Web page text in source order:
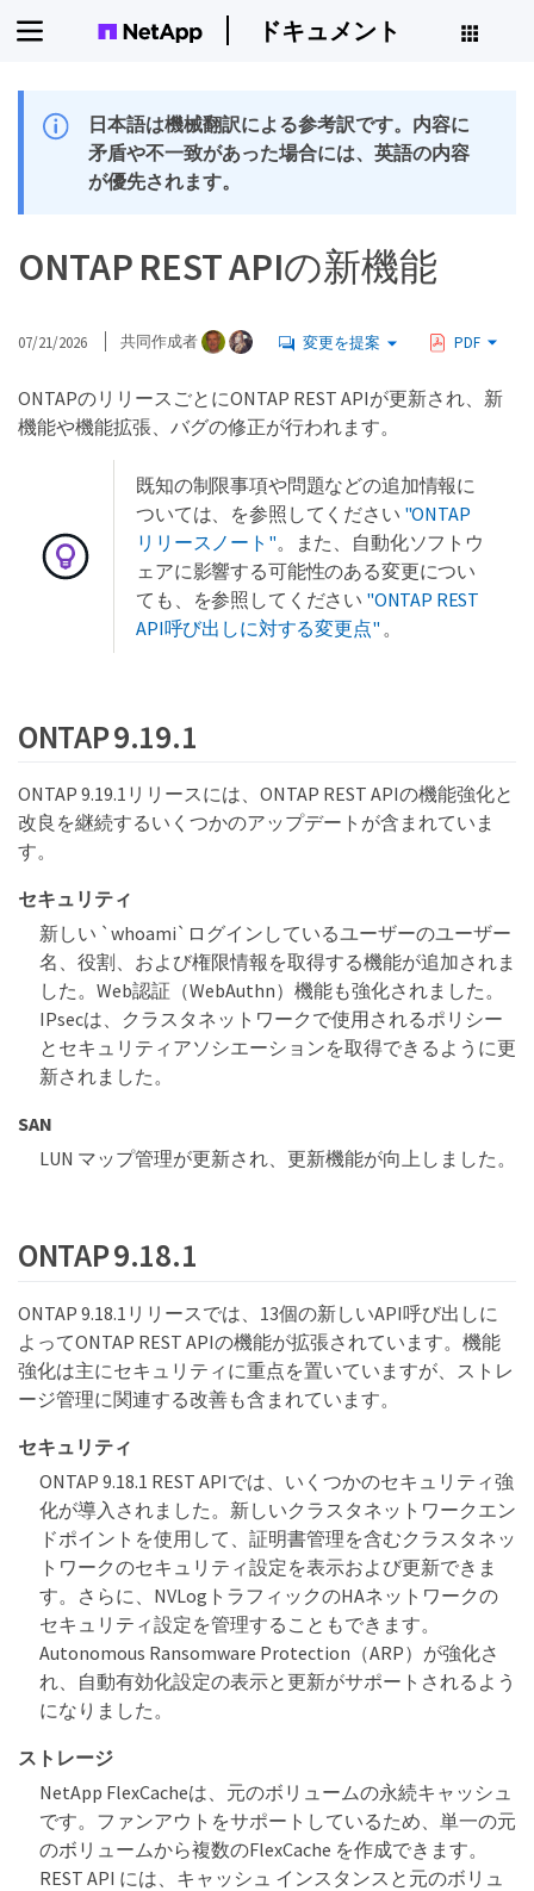
ドキュメント
日本語は機械翻訳による参考訳です。内容に
矛盾や不一致があった場合には、英語の内容
が優先されます。
ONTAP REST APIの新機能
07/21/2026 共同作成者 変更を提案 PDF
ONTAPのリリースごとにONTAP REST APIが更新され、新
機能や機能拡張、バグの修正が行われます。
既知の制限事項や問題などの追加情報に
ついては、を参照してください "ONTAP
リリースノート"。また、自動化ソフトウ
ェアに影響する可能性のある変更につい
ても、を参照してください "ONTAP REST
API呼び出しに対する変更点" 。
ONTAP 9.19.1
ONTAP 9.19.1リリースには、ONTAP REST APIの機能強化と
改良を継続するいくつかのアップデートが含まれていま
す。
セキュリティ
新しい `whoami`ログインしているユーザーのユーザー
名、役割、および権限情報を取得する機能が追加されま
した。Web認証（WebAuthn）機能も強化されました。
IPsecは、クラスタネットワークで使用されるポリシー
とセキュリティアソシエーションを取得できるように更
新されました。
SAN
LUN マップ管理が更新され、更新機能が向上しました。
ONTAP 9.18.1
ONTAP 9.18.1リリースでは、13個の新しいAPI呼び出しに
よってONTAP REST APIの機能が拡張されています。機能
強化は主にセキュリティに重点を置いていますが、ストレ
ージ管理に関連する改善も含まれています。
セキュリティ
ONTAP 9.18.1 REST APIでは、いくつかのセキュリティ強
化が導入されました。新しいクラスタネットワークエン
ドポイントを使用して、証明書管理を含むクラスタネッ
トワークのセキュリティ設定を表示および更新できま
す。さらに、NVLogトラフィックのHAネットワークの
セキュリティ設定を管理することもできます。
Autonomous Ransomware Protection（ARP）が強化さ
れ、自動有効化設定の表示と更新がサポートされるよう
になりました。
ストレージ
NetApp FlexCacheは、元のボリュームの永続キャッシュ
です。ファンアウトをサポートしているため、単一の元
のボリュームから複数のFlexCache を作成できます。
REST API には、キャッシュ インスタンスと元のボリュ